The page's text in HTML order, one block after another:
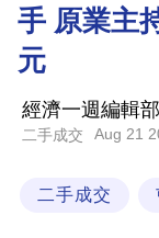
商
科
技
手 原業主
元
經濟一週編輯部
二手成交 Aug 21
二手成交